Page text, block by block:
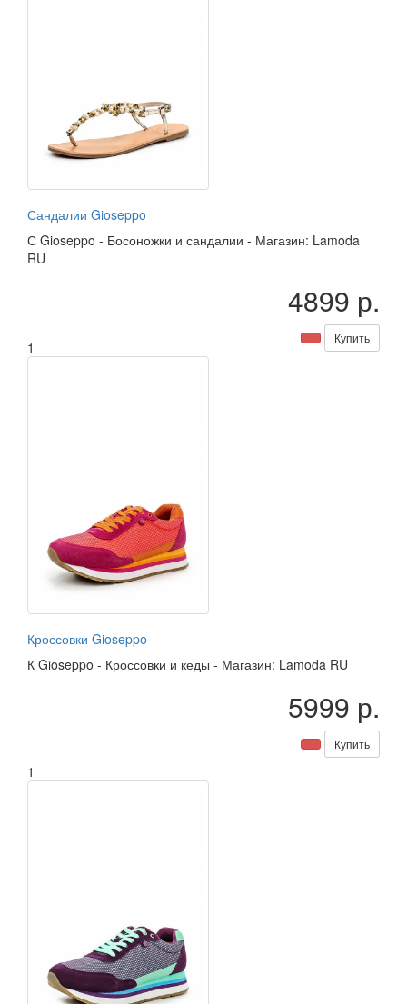
Сандалии Gioseppo
С Gioseppo - Босоножки и сандалии - Магазин: Lamoda
RU
4899 р.
Купить
1
Кроссовки Gioseppo
К Gioseppo - Кроссовки и кеды - Магазин: Lamoda RU
5999 р.
Купить
1